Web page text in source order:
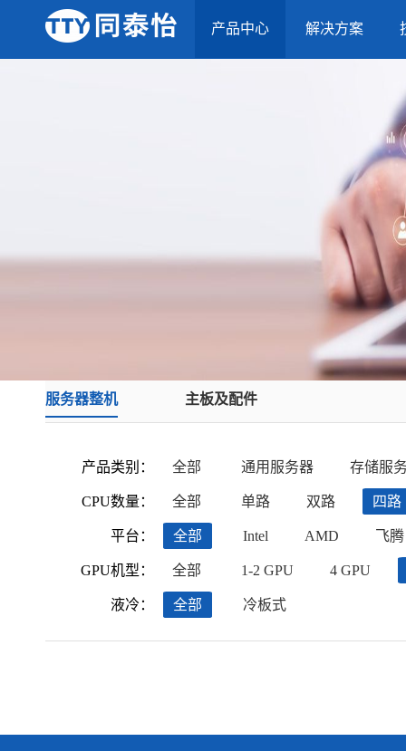
产品中心 解决方案
服务器整机 主板及配件
产品类别：
CPU数量：
平台：
GPU机型：
液冷：
全部 通用服务器 存储服
全部 单路 双路 四路
全部 Intel AMD 飞腾
全部 1-2 GPU 4 GPU
全部 冷板式